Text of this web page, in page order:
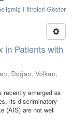
Filtreleri Göster
in Patients with
; Doğan, Volkan;
recently emerged as
its discriminatory
(AIS) are not well